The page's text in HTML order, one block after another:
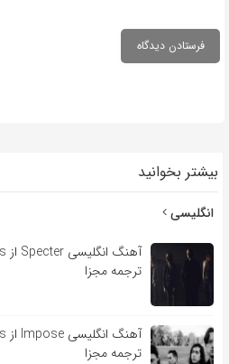
بیشتر بخوانید
انگلیسی
ترجمه مجزا
ترجمه مجزا